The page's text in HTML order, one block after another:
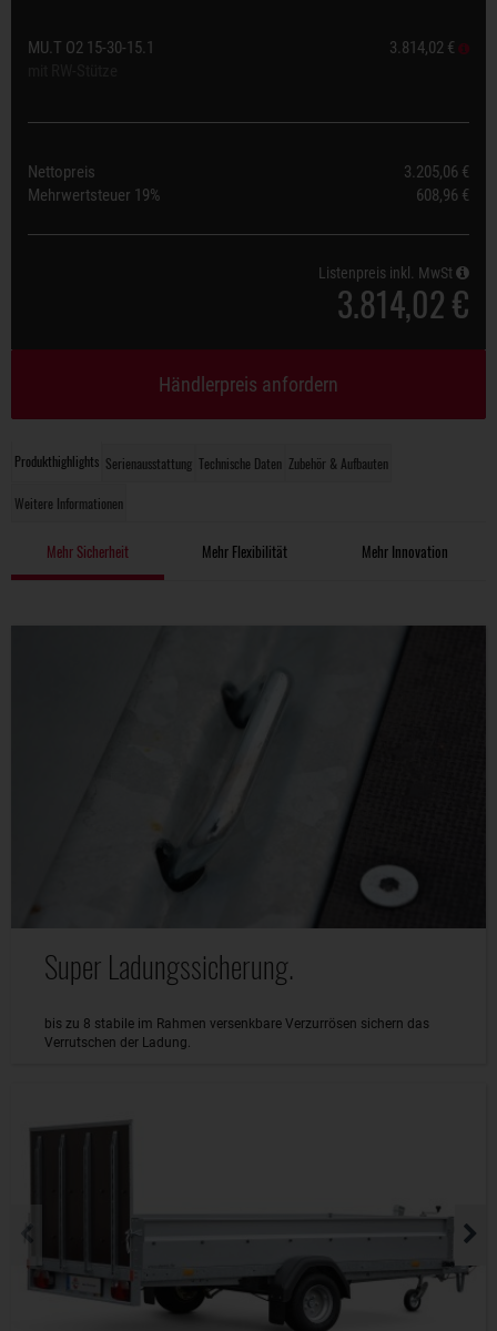
Produkthighlights Serienausstattung Technische Daten Zubehör & Aufbauten
Weitere Informationen
Mehr Sicherheit Mehr Flexibilität Mehr Innovation
Super Ladungssicherung.
bis zu 8 stabile im Rahmen versenkbare Verzurrösen sichern das
Verrutschen der Ladung.
MU.T O2 15-30-15.1
3.814,02 €
Nettopreis
3.205,06 €
Mehrwertsteuer 19% 608,96 €
Listenpreis inkl. MwSt
3.814,02 €
Händlerpreis anfordern